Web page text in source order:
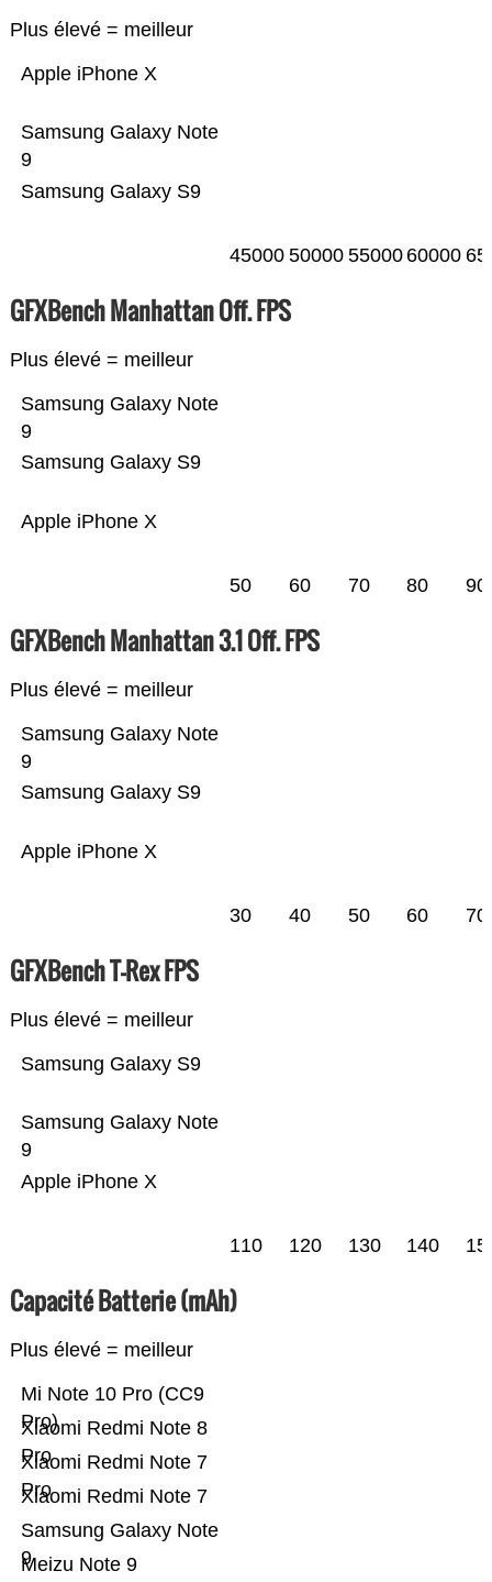
Plus élevé = meilleur
Samsung Galaxy S9
Samsung Galaxy Note
9
Apple iPhone X
45000 50000 55000 60000
GFXBench Manhattan Off. FPS
Plus élevé = meilleur
Apple iPhone X
Samsung Galaxy S9
Samsung Galaxy Note
9
50 60 70 80 90
GFXBench Manhattan 3.1 Off. FPS
Plus élevé = meilleur
Apple iPhone X
Samsung Galaxy S9
Samsung Galaxy Note
9
30 40 50 60 70
GFXBench T-Rex FPS
Plus élevé = meilleur
Apple iPhone X
Samsung Galaxy Note
9
Samsung Galaxy S9
110 120 130 140
Capacité Batterie (mAh)
Plus élevé = meilleur
Meizu Note 9
Samsung Galaxy Note
9
Xiaomi Redmi Note 7
Xiaomi Redmi Note 7
Pro
Xiaomi Redmi Note 8
Pro
Mi Note 10 Pro (CC9
Pro)